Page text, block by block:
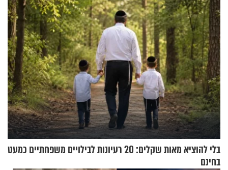
בלי להוציא מאות שקלים: 20 רעיונות לבילויים משפחתיים כמעט
בחינם